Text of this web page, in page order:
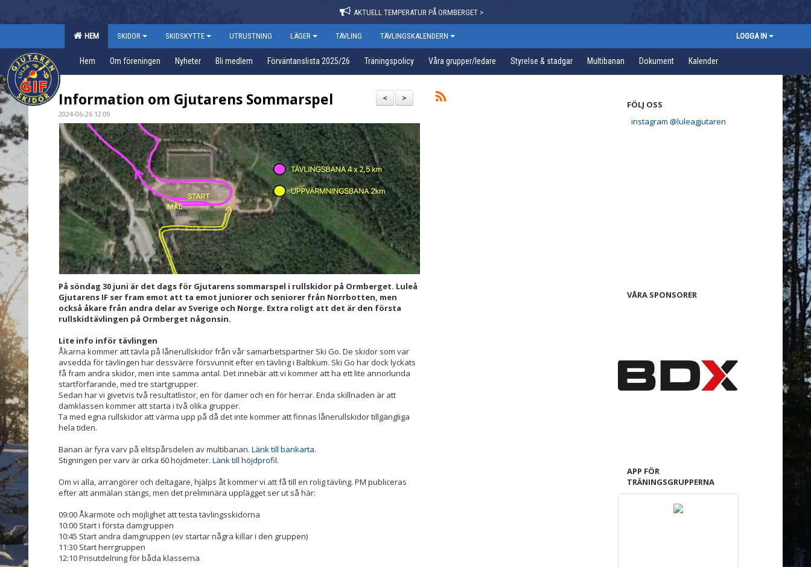
AKTUELL TEMPERATUR PÅ ORMBERGET >
HEM SKIDOR SKIDSKYTTE UTRUSTNING LÄGER TÄVLING TÄVLINGSKALENDERN LOGGA IN
Hem Om föreningen Nyheter Bli medlem Förväntanslista 2025/26 Träningspolicy Våra grupper/ledare Styrelse & stadgar Multibanan Dokument Kalender
>
<
Information om Gjutarens Sommarspel
2024-06-26 12:09
På söndag 30 juni är det dags för Gjutarens sommarspel i rullskidor på Ormberget. Luleå
Gjutarens IF ser fram emot att ta emot juniorer och seniorer från Norrbotten, men
också åkare från andra delar av Sverige och Norge. Extra roligt att det är den första
rullskidtävlingen på Ormberget någonsin.
Lite info inför tävlingen
Åkarna kommer att tävla på lånerullskidor från vår samarbetspartner Ski Go. De skidor som var
avsedda för tävlingen har dessvärre försvunnit efter en tävling i Baltikum. Ski Go har dock lyckats
få fram andra skidor, men inte samma antal. Det innebär att vi kommer att ha ett lite annorlunda
startförfarande, med tre startgrupper.
Sedan har vi givetvis två resultatlistor, en för damer och en för herrar. Enda skillnaden är att
damklassen kommer att starta i två olika grupper.
Ta med egna rullskidor att värma upp på då det inte kommer att finnas lånerullskidor tillgängliga
hela tiden.
Banan är fyra varv på elitspårsdelen av multibanan. Länk till bankarta.
Stigningen per varv är cirka 60 höjdmeter. Länk till höjdprofil.
Om vi alla, arrangörer och deltagare, hjälps åt kommer vi att få till en rolig tävling. PM publiceras
efter att anmälan stängs, men det preliminära upplägget ser ut så här:
09:00 Åkarmöte och möjlighet att testa tävlingsskidorna
10:00 Start i första damgruppen
10:45 Start andra damgruppen (ev startar några killar i den gruppen)
11:30 Start herrgruppen
12:10 Prisutdelning för båda klasserna
FÖLJ OSS
instagram @luleagjutaren
VÅRA SPONSORER
APP FÖR
TRÄNINGSGRUPPERNA